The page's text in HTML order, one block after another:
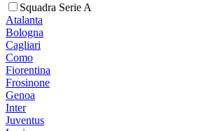
Squadra Serie A
Atalanta
Bologna
Cagliari
Como
Fiorentina
Frosinone
Genoa
Inter
Juventus